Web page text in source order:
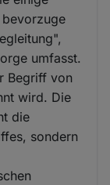
bevorzuge
umfasst.
Begriff von
wird. Die
die
sondern